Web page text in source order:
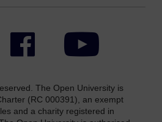
Facebook YouTube
The Open University is
(RC 000391), an exempt
and a charity registered in